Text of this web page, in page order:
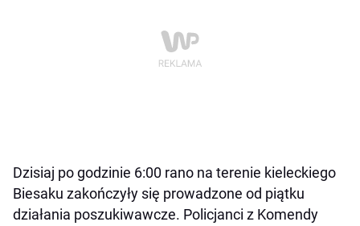
Dzisiaj po godzinie 6:00 rano na terenie kieleckiego
Biesaku zakończyły się prowadzone od piątku
działania poszukiwawcze. Policjanci z Komendy